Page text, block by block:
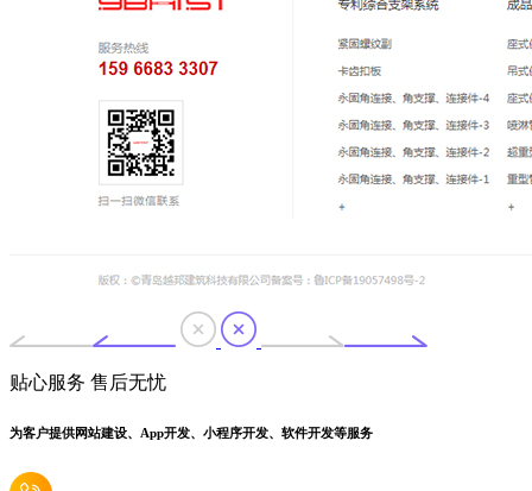
贴心服务 售后无忧
为客户提供网站建设、App开发、小程序开发、软件开发等服务